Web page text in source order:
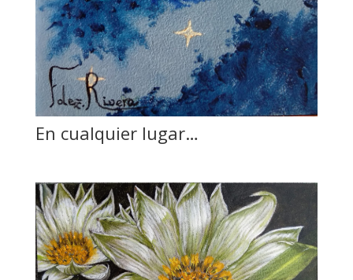
En cualquier lugar…